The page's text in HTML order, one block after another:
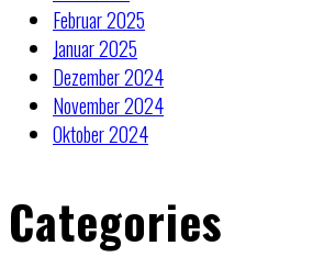
Februar 2025
Januar 2025
Dezember 2024
November 2024
Oktober 2024
Categories